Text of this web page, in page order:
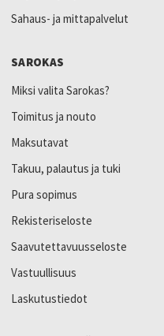
Sahaus- ja mittapalvelut
SAROKAS
Miksi valita Sarokas?
Toimitus ja nouto
Maksutavat
Takuu, palautus ja tuki
Pura sopimus
Rekisteriseloste
Saavutettavuusseloste
Vastuullisuus
Laskutustiedot